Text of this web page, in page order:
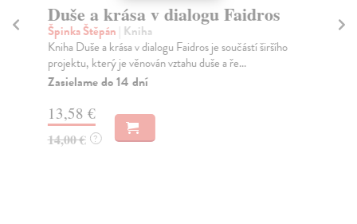
Duše a krása v dialogu Faidros
Špinka Štěpán | Kniha
Kniha Duše a krása v dialogu Faidros je součástí širšího
projektu, který je věnován vztahu duše a ře...
Zasielame do 14 dní
13,58 €
14,00 € ?